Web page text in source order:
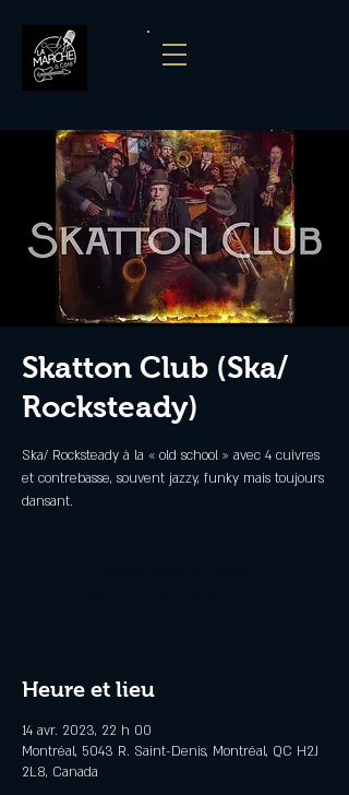
Skatton Club (Ska/
Rocksteady)
Ska/ Rocksteady à la « old school » avec 4 cuivres
et contrebasse, souvent jazzy, funky mais toujours
dansant.
Heure et lieu
14 avr. 2023, 22 h 00
Montréal, 5043 R. Saint-Denis, Montréal, QC H2J
2L8, Canada